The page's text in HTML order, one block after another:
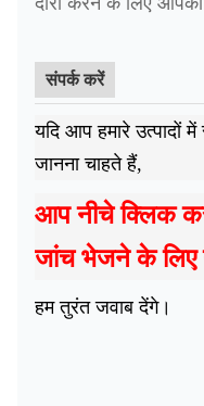
संपर्क करें
यदि आप हमारे उत्पादों
जानना चाहते हैं,
आप नीचे क्लिक
जांच भेजने के लिए
हम तुरंत जवाब देंगे।